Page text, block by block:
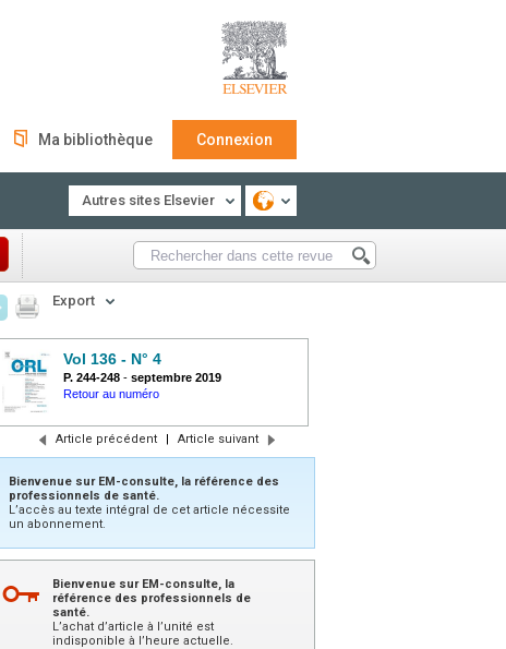
Ma bibliothèque Connexion
Autres sites Elsevier
Export
Vol 136 - N° 4
P. 244-248 - septembre 2019
Retour au numéro
Article précédent | Article suivant
Bienvenue sur EM-consulte, la référence des
professionnels de santé.
L’accès au texte intégral de cet article nécessite
un abonnement.
Bienvenue sur EM-consulte, la
référence des professionnels de
santé.
L’achat d’article à l’unité est
indisponible à l’heure actuelle.